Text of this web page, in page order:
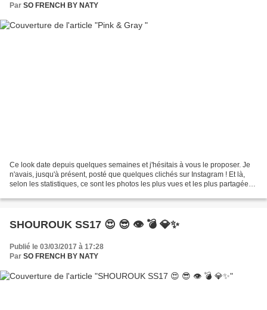
Par SO FRENCH BY NATY
Ce look date depuis quelques semaines et j'hésitais à vous le proposer. Je
n'avais, jusqu'à présent, posté que quelques clichés sur Instagram ! Et là,
selon les statistiques, ce sont les photos les plus vues et les plus partagées
SHOUROUK SS17 😍 😎 👁 💣 💎✨
Publié le 03/03/2017 à 17:28
Par SO FRENCH BY NATY